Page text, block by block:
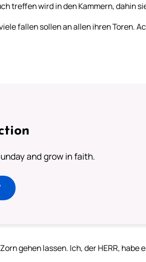
treffen wird in den Kammern, dahin
fallen sollen an allen ihren Toren.
and grow in faith.
gehen lassen. Ich, der HERR, habe